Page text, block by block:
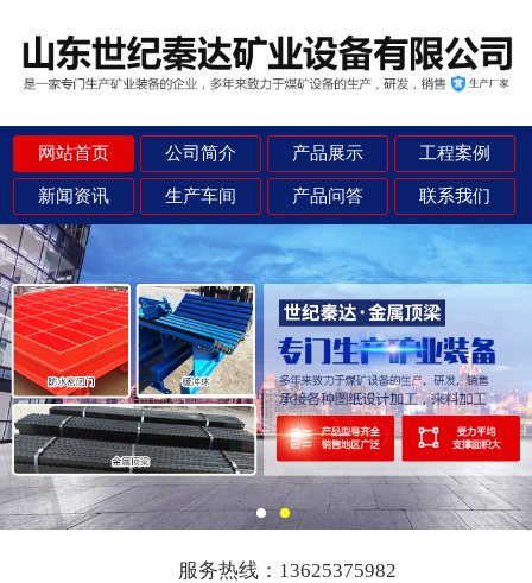
网站首页 公司简介 产品展示 工程案例
新闻资讯 生产车间 产品问答 联系我们
服务热线：13625375982